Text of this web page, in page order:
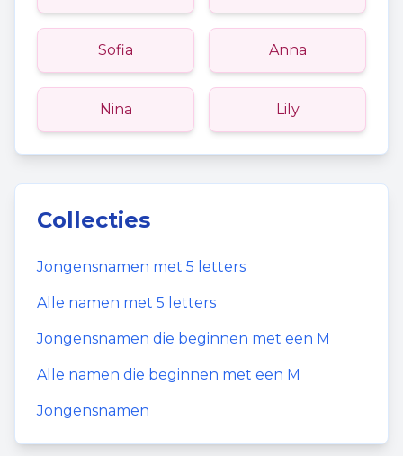
Sofia Anna
Nina Lily
Collecties
Jongensnamen met 5 letters
Alle namen met 5 letters
Jongensnamen die beginnen met een M
Alle namen die beginnen met een M
Jongensnamen